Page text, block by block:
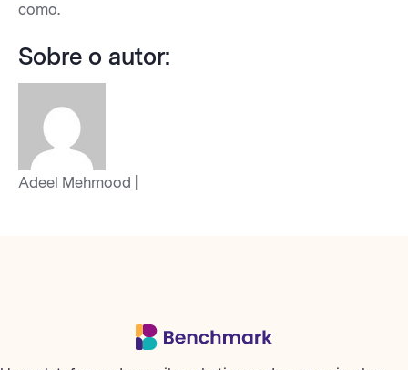
como.
Sobre o autor:
Adeel Mehmood |